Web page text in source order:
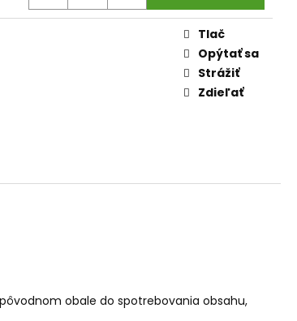
Tlač
Opýtať sa
Strážiť
Zdieľať
obale do spotrebovania obsahu,
ROKLINY